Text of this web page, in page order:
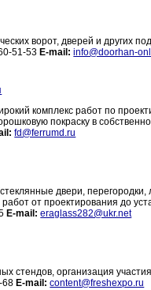
ворот, дверей и других
51-53 E-mail: info@doorhan-
комплекс работ по
покраску в
fd@ferrumd.ru
двери,
от проектирования до
E-mail: eraglass282@ukr.net
стендов, организация
68 E-mail: content@freshexpo.ru